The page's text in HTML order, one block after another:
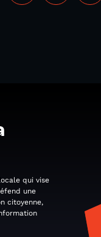
qui vise
une
citoyenne,